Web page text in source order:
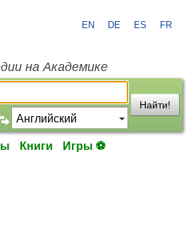
EN DE ES FR
на Академике
Найти!
Книги Игры ⚽